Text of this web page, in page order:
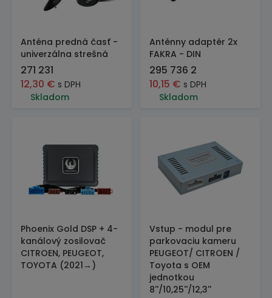
Anténa predná časť -
univerzálna strešná
271 231
12,30 € s DPH
Skladom
Anténny adaptér 2x
FAKRA - DIN
295 736 2
10,15 € s DPH
Skladom
Phoenix Gold DSP + 4-
kanálový zosilovač
CITROEN, PEUGEOT,
TOYOTA (2021→)
Vstup - modul pre
parkovaciu kameru
PEUGEOT/ CITROEN /
Toyota s OEM
jednotkou
8''/10,25''/12,3''